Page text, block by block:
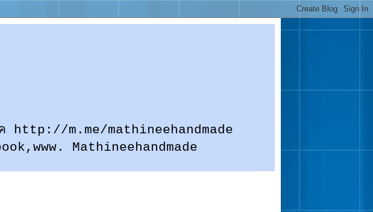
บุ๊ค http://m.me/mathineehandmade
Mathineehandmade